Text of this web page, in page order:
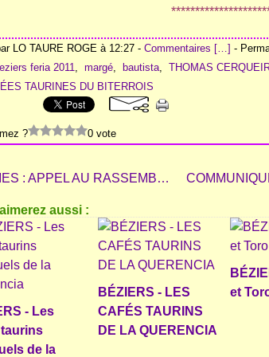
LO TAURE ROGE à 12:27 - Commentaires […] -
feria 2011, margé, bautista, THOMAS
TAURINES DU BITERROIS
? 0 vote
NÎMES : APPEL AU RASSEMBLEMENT DE L’AFICION
aussi :
- Les
de la
BÉZIERS - LES
CAFÉS TAURINS
DE LA QUERENCIA
et